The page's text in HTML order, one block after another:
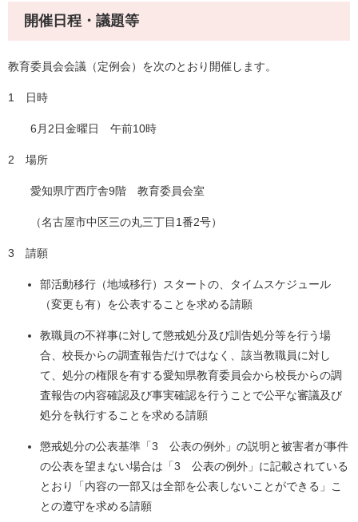
開催日程・議題等
教育委員会会議（定例会）を次のとおり開催します。
1 日時
6月2日金曜日 午前10時
2 場所
愛知県庁西庁舎9階 教育委員会室
（名古屋市中区三の丸三丁目1番2号）
3 請願
部活動移行（地域移行）スタートの、タイムスケジュール
（変更も有）を公表することを求める請願
教職員の不祥事に対して懲戒処分及び訓告処分等を行う場
合、校長からの調査報告だけではなく、該当教職員に対し
て、処分の権限を有する愛知県教育委員会から校長からの調
査報告の内容確認及び事実確認を行うことで公平な審議及び
処分を執行することを求める請願
懲戒処分の公表基準「3 公表の例外」の説明と被害者が事件
の公表を望まない場合は「3 公表の例外」に記載されている
とおり「内容の一部又は全部を公表しないことができる」こ
との遵守を求める請願